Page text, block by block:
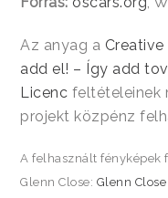
Az anyag a
add el! – Így add
Licenc feltételeinek
projekt közpénz
A felhasznált fényképek
Glenn Close: Glenn